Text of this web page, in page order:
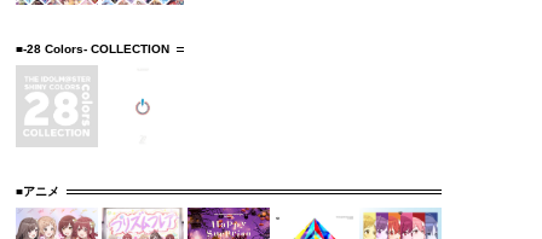
■-28 Colors- COLLECTION
■アニメ